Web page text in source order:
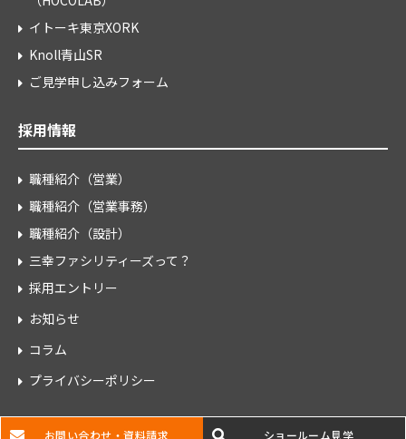
イトーキ東京XORK
Knoll青山SR
ご見学申し込みフォーム
採用情報
職種紹介（営業）
職種紹介（営業事務）
職種紹介（設計）
三幸ファシリティーズって？
採用エントリー
お知らせ
コラム
プライバシーポリシー
お問い合わせ・資料請求 ショールーム見学